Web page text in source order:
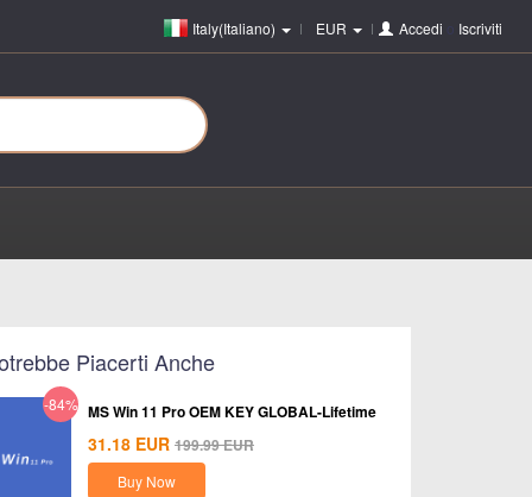
Italy(Italiano) EUR Accedi o Iscriviti
Piacerti Anche
-84% MS Win 11 Pro OEM KEY GLOBAL-Lifetime
31.18 EUR 199.99EUR
Buy Now